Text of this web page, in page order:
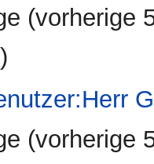
(vorherige
)
(vorherige